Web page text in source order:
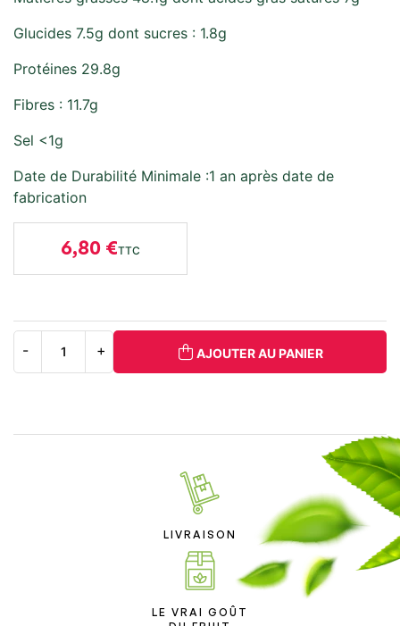
Glucides 7.5g dont sucres : 1.8g
Protéines 29.8g
Fibres : 11.7g
Sel <1g
Date de Durabilité Minimale :1 an après date de
fabrication
6,80 €TTC
AJOUTER AU PANIER
LIVRAISON
LE VRAI GOÛT